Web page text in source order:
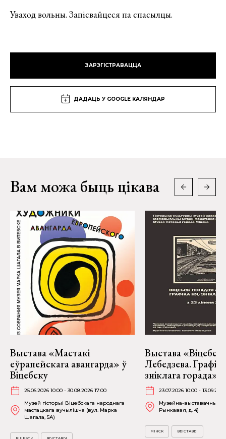
Уваход вольны. Запісвайцеся па спасылцы.
ЗАРЭГІСТРАВАЦЦА
ДАДАЦЬ У GOOGLE КАЛЯНДАР
Вам можа быць цікава
Выстава «Мастакі
еўрапейскага авангарда» ў
Віцебску
25.06.2026 10:00 - 30.08.2026 17:00
Музей гісторыі Віцебскага народнага
мастацкага вучылішча (вул. Марка
Шагала, 5А)
ВІЦЕБСК ВЫСТАВЫ
Выстава «Віцебск
Лебедзева.
зніклага горада»
23.07.2026 10:00 -
Музейна-выставачны
Рынкавая, д. 4)
МІНСК ВЫСТАВЫ